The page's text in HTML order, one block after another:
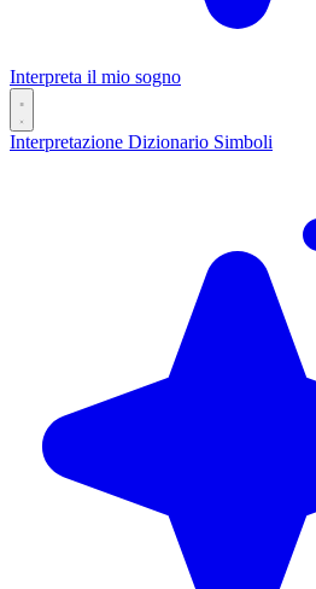
Interpreta il mio sogno
Interpretazione Dizionario Simboli